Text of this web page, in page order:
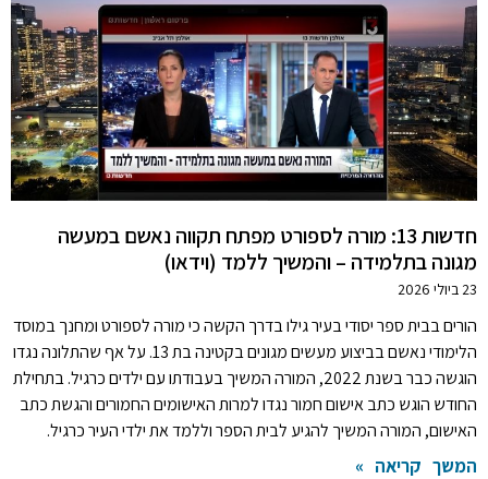
חדשות 13: מורה לספורט מפתח תקווה נאשם במעשה
מגונה בתלמידה – והמשיך ללמד (וידאו)
23 ביולי 2026
הורים בבית ספר יסודי בעיר גילו בדרך הקשה כי מורה לספורט ומחנך במוסד
הלימודי נאשם בביצוע מעשים מגונים בקטינה בת 13. על אף שהתלונה נגדו
הוגשה כבר בשנת 2022, המורה המשיך בעבודתו עם ילדים כרגיל. בתחילת
החודש הוגש כתב אישום חמור נגדו למרות האישומים החמורים והגשת כתב
האישום, המורה המשיך להגיע לבית הספר וללמד את ילדי העיר כרגיל.
המשך קריאה »